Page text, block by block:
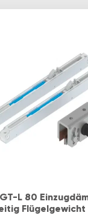
GT-L 80
Flügelgewicht